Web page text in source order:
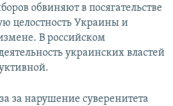
обвиняют в посягательстве
целостность Украины и
В российском
украинских властей
за нарушение суверенитета